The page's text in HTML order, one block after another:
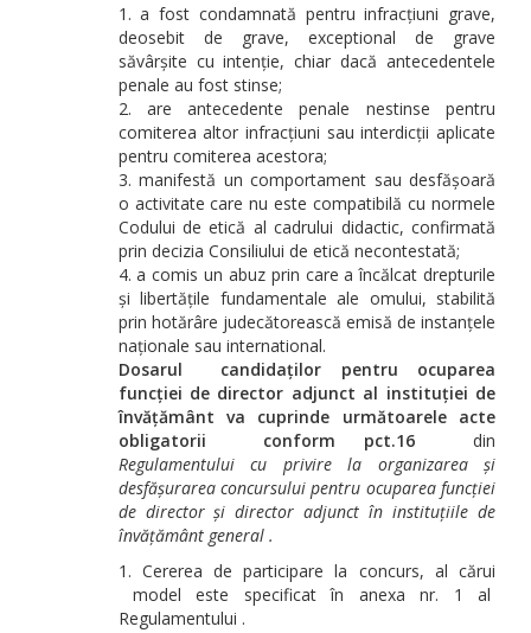
a fost condamnată pentru infracțiuni grave,
deosebit de grave, exceptional de grave
săvârșite cu intenție, chiar dacă antecedentele
penale au fost stinse;
are antecedente penale nestinse pentru
comiterea altor infracțiuni sau interdicții aplicate
pentru comiterea acestora;
manifestă un comportament sau desfășoară
o activitate care nu este compatibilă cu normele
Codului de etică al cadrului didactic, confirmată
prin decizia Consiliului de etică necontestată;
a comis un abuz prin care a încălcat drepturile
și libertățile fundamentale ale omului, stabilită
prin hotărâre judecătorească emisă de instanțele
naționale sau international.
Dosarul candidaților pentru ocuparea
funcției de director adjunct al instituției de
învățământ va cuprinde următoarele acte
obligatorii conform pct.16 din
Regulamentului cu privire la organizarea și
desfășurarea concursului pentru ocuparea funcției
de director și director adjunct în instituțiile de
învățământ general .
Cererea de participare la concurs, al cărui
model este specificat în anexa nr. 1 al
Regulamentului .